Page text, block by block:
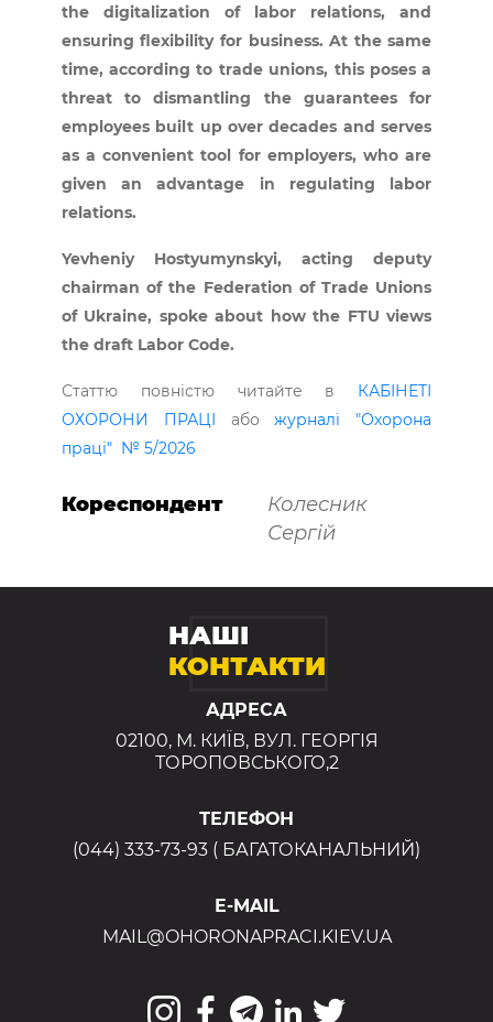
the digitalization of labor relations, and
ensuring flexibility for business. At the same
time, according to trade unions, this poses a
threat to dismantling the guarantees for
employees built up over decades and serves
as a convenient tool for employers, who are
given an advantage in regulating labor
relations.
Yevheniy Hostyumynskyi, acting deputy
chairman of the Federation of Trade Unions
of Ukraine, spoke about how the FTU views
the draft Labor Code.
Статтю повністю читайте в КАБІНЕТІ
ОХОРОНИ ПРАЦІ абожурналі "Охорона
праці" № 5/2026
Кореспондент
Колесник
Сергій
НАШІ
КОНТАКТИ
АДРЕСА
02100, М. КИЇВ, ВУЛ. ГЕОРГІЯ
ТОРОПОВСЬКОГО,2
ТЕЛЕФОН
(044) 333-73-93 ( БАГАТОКАНАЛЬНИЙ)
E-MAIL
MAIL@OHORONAPRACI.KIEV.UA